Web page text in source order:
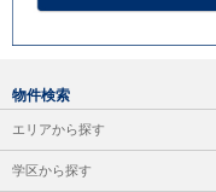
物件検索
エリアから探す
学区から探す